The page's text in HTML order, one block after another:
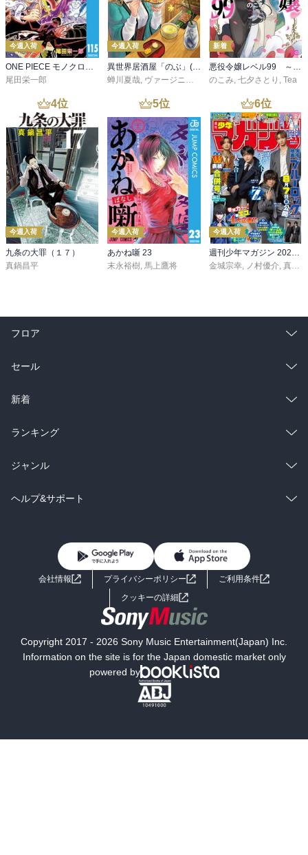
今週入荷
ONE PIECE モノクロ版 115
尾田栄一郎
今週入荷
異世界居酒屋「のぶ」(22)
蝉川夏哉, ヴァージニア二等兵 ,転
新着
悪役令嬢レベル99 ～私は裏ボスですが魔王ではありません～ その６
のこみ, 七夕さとり , Tea
4位
今週入荷
九条の大罪（１７）
真鍋昌平
5位
今週入荷
あかね噺 23
末永裕樹, 馬上鷹将
6位
今週入荷
週刊少年マガジン 2026年36・37号[2026年8月5日発売]
金城宗幸, ノ村優介, 真島ヒロ
フロア
総合
ラノベ
雑誌・グラビア
BL・TL
セール
総合
ラノベ
雑誌・グラビア
BL・TL
新着
総合
ラノベ
雑誌・グラビア
ランキング
総合
ラノベ
ジャンル
コミック
ライトノベル 男子向けラノベ
小説
海外小説
ミステリー SF
文学
ヘルプ&サポート
よくあるご質問 お問い合わせ
会社情報 プライバシーポリシー
ご利用条件
クッキーの詳細
Copyright 2017 - 2026 Sony Music Entertainment(Japan) Inc.
Information on the site is for the Japan domestic market only
powered by